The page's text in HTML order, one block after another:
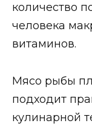
количество
человека
витаминов.
Мясо рыбы
подходит
кулинарной